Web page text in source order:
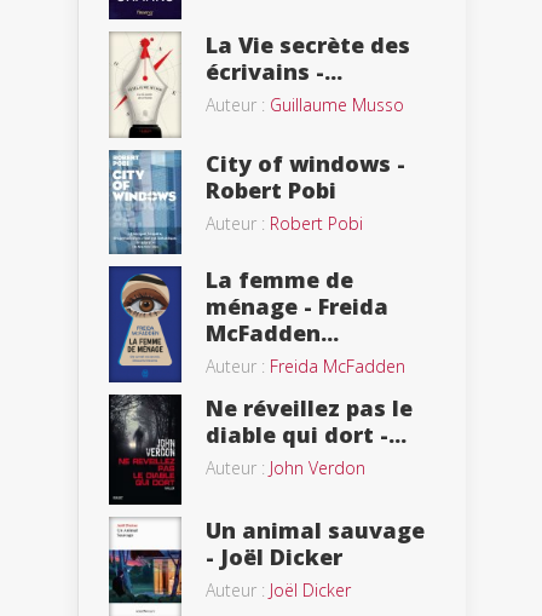
La Vie secrète des
écrivains -...
Auteur : Guillaume Musso
City of windows -
Robert Pobi
Auteur : Robert Pobi
La femme de
ménage - Freida
McFadden...
Auteur : Freida McFadden
Ne réveillez pas le
diable qui dort -...
Auteur : John Verdon
Un animal sauvage
- Joël Dicker
Auteur : Joël Dicker